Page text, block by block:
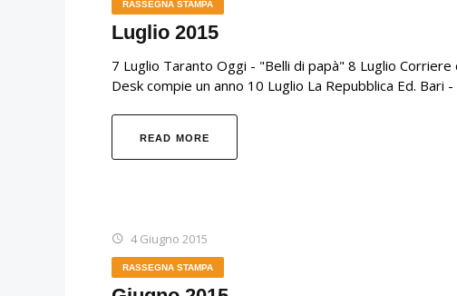
RASSEGNA STAMPA
Luglio 2015
7 Luglio Taranto Oggi - "Belli di papà" 8 Luglio
Desk compie un anno 10 Luglio La Repubblica Ed. Bari
READ MORE
4 Giugno 2015
RASSEGNA STAMPA